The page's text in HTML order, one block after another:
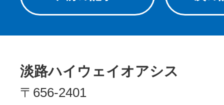
淡路ハイウェイオアシス
〒656-2401